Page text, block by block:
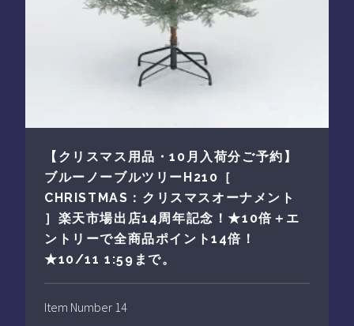
【クリスマス用品・10月入荷分ご予約】
ブルーノーブルツリーH210［
CHRISTMAS：クリスマスオーナメント
］楽天市場出店14周年記念！★10倍＋エ
ントリーで全商品ポイント14倍！
★10/11 1:59まで。
Item Number 14